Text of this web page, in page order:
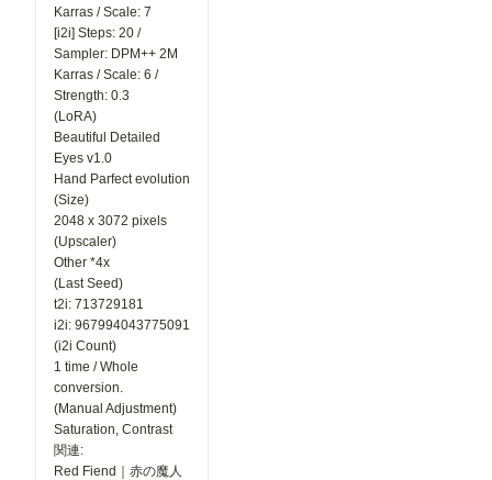
Karras / Scale: 7
[i2i] Steps: 20 /
Sampler: DPM++ 2M
Karras / Scale: 6 /
Strength: 0.3
(LoRA)
Beautiful Detailed
Eyes v1.0
Hand Parfect evolution
(Size)
2048 x 3072 pixels
(Upscaler)
Other *4x
(Last Seed)
t2i: 713729181
i2i: 967994043775091
(i2i Count)
1 time / Whole
conversion.
(Manual Adjustment)
Saturation, Contrast
関連:
Red Fiend｜赤の魔人